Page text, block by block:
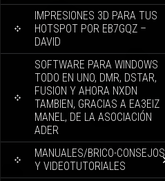
IMPRESIONES 3D PARA TUS
HOTSPOT POR EB7GQZ –
DAVID
SOFTWARE PARA WINDOWS
TODO EN UNO, DMR, DSTAR,
FUSION Y AHORA NXDN
TAMBIEN, GRACIAS A EA3EIZ
MANEL, DE LA ASOCIACIÓN
ADER
MANUALES/BRICO-CONSEJOS
Y VIDEOTUTORIALES